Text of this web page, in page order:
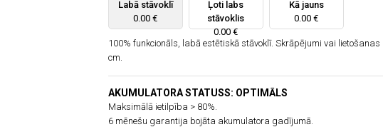
Labā stāvoklī
0.00 €
Ļoti labs
stāvoklis
0.00 €
Kā jauns
0.00 €
100% funkcionāls, labā estētiskā stāvoklī. Skrāpējumi vai
cm.
AKUMULATORA STATUSS: OPTIMĀLS
Maksimālā ietilpība > 80%.
6 mēnešu garantija bojāta akumulatora gadījumā.